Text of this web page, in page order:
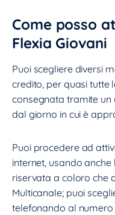
Come posso
Flexia Giovani
Puoi scegliere diversi
credito, per quasi tutte
consegnata tramite un
dal giorno in cui è
Puoi procedere ad
internet, usando anche
riservata a coloro che
Multicanale; puoi
telefonando al numero